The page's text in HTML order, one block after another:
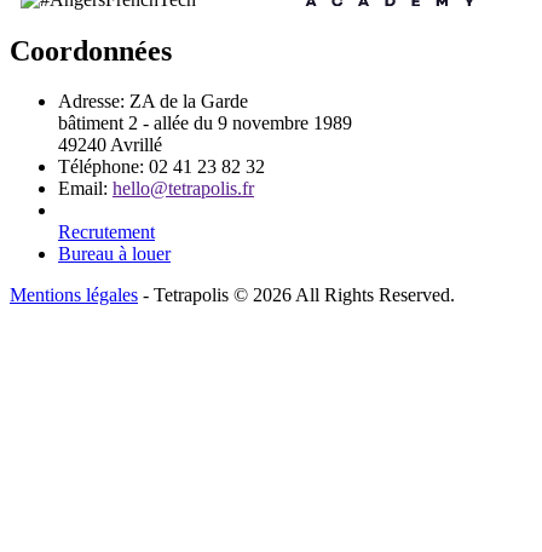
Coordonnées
Adresse: ZA de la Garde
bâtiment 2 - allée du 9 novembre 1989
49240 Avrillé
Téléphone: 02 41 23 82 32
Email: hello@tetrapolis.fr
Recrutement
Bureau à louer
Mentions légales - Tetrapolis © 2026 All Rights Reserved.